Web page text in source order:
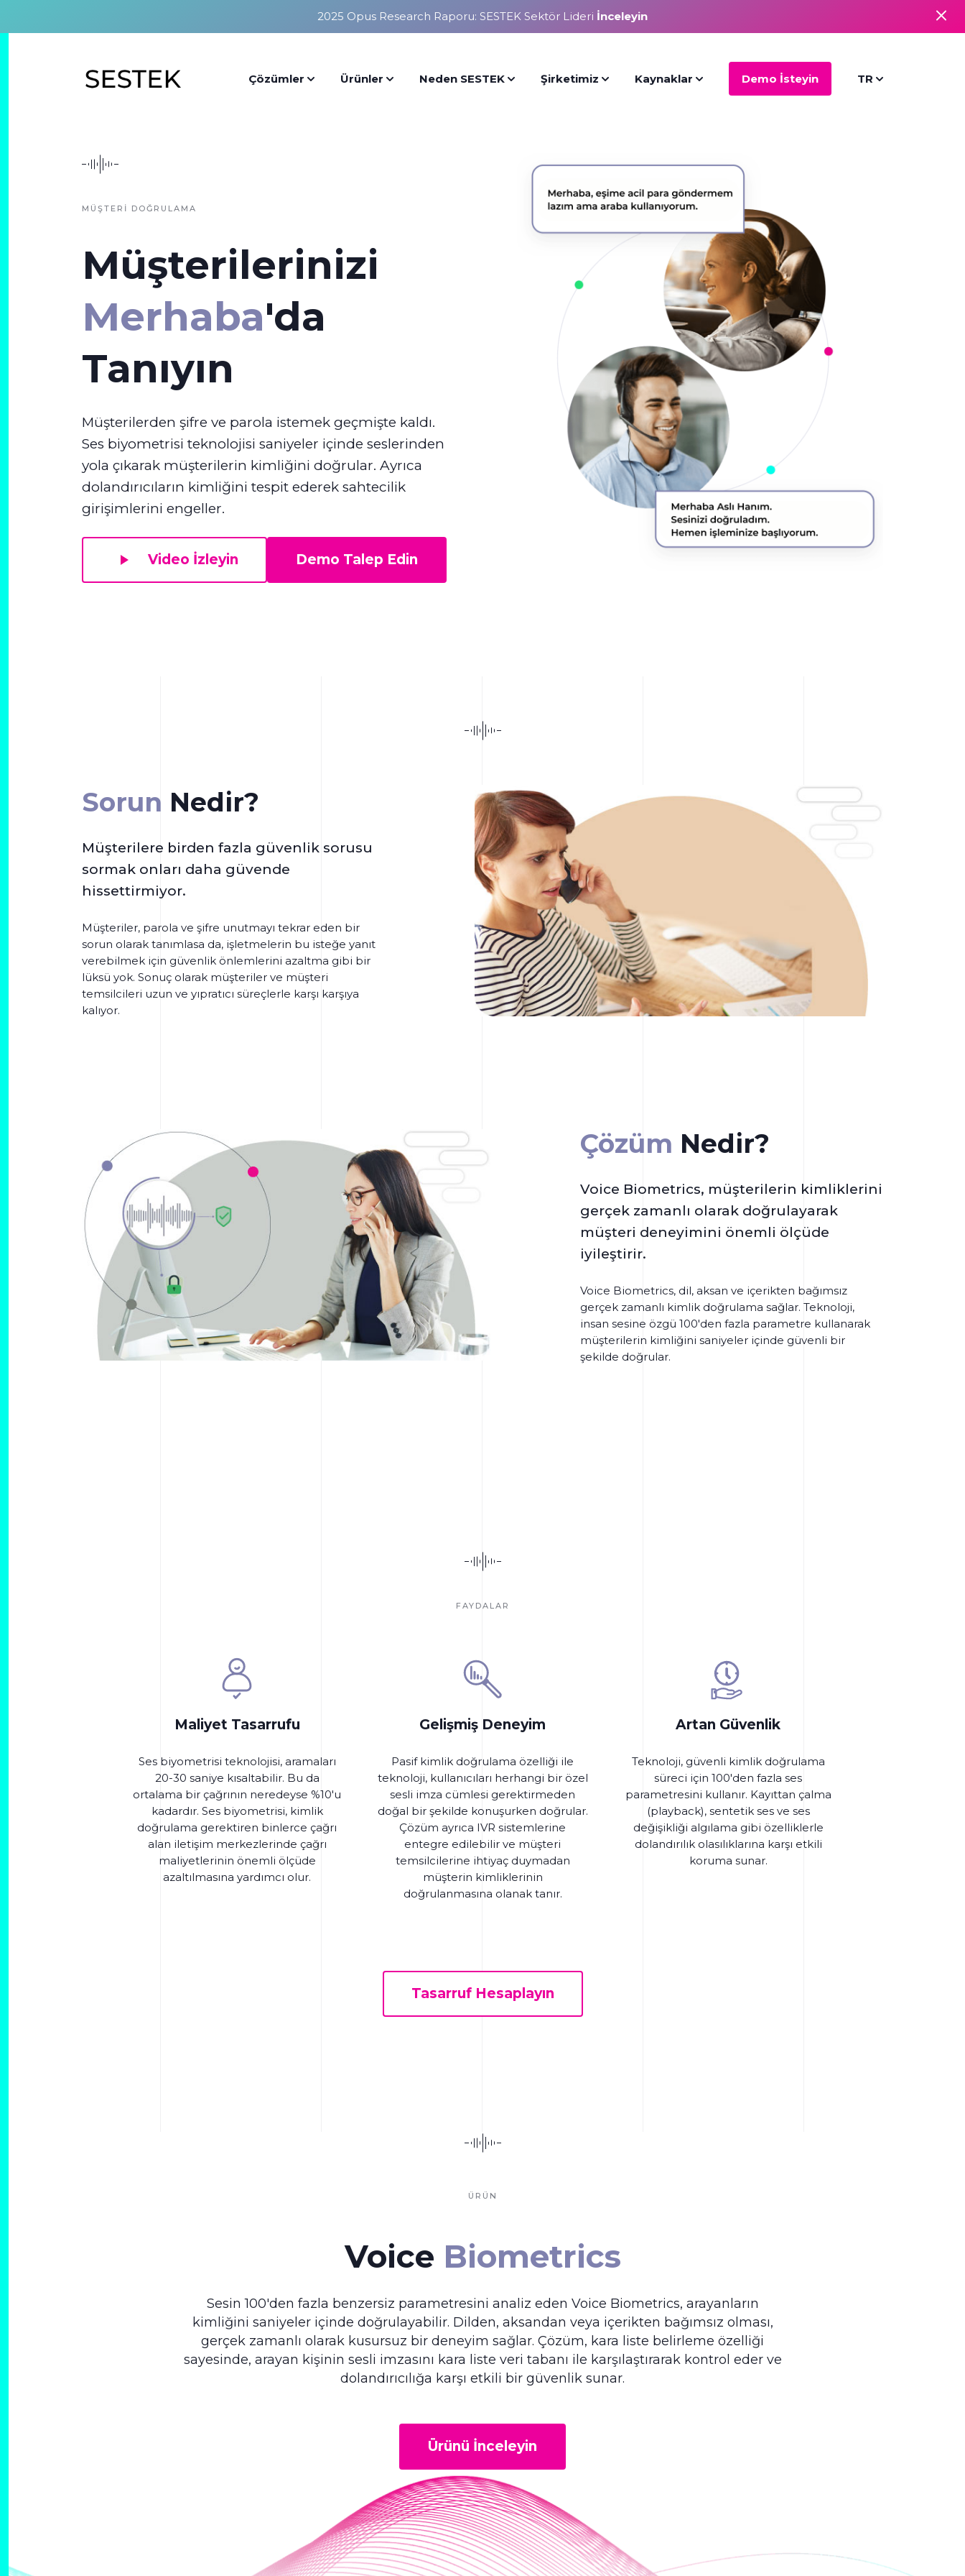
2025 Opus Research Raporu: SESTEK Sektör Lideri İnceleyin
Çözümler Ürünler Neden SESTEK Şirketimiz Kaynaklar Demo İsteyin TR
MÜŞTERİ DOĞRULAMA
Müşterilerinizi
Merhaba'da
Tanıyın
Müşterilerden şifre ve parola istemek geçmişte kaldı.
Ses biyometrisi teknolojisi saniyeler içinde seslerinden
yola çıkarak müşterilerin kimliğini doğrular. Ayrıca
dolandırıcıların kimliğini tespit ederek sahtecilik
girişimlerini engeller.
Video İzleyin Demo Talep Edin
Sorun Nedir?
Müşterilere birden fazla güvenlik sorusu
sormak onları daha güvende
hissettirmiyor.
Müşteriler, parola ve şifre unutmayı tekrar eden bir
sorun olarak tanımlasa da, işletmelerin bu isteğe yanıt
verebilmek için güvenlik önlemlerini azaltma gibi bir
lüksü yok. Sonuç olarak müşteriler ve müşteri
temsilcileri uzun ve yıpratıcı süreçlerle karşı karşıya
kalıyor.
Çözüm Nedir?
Voice Biometrics, müşterilerin kimliklerini
gerçek zamanlı olarak doğrulayarak
müşteri deneyimini önemli ölçüde
iyileştirir.
Voice Biometrics, dil, aksan ve içerikten bağımsız
gerçek zamanlı kimlik doğrulama sağlar. Teknoloji,
insan sesine özgü 100'den fazla parametre kullanarak
müşterilerin kimliğini saniyeler içinde güvenli bir
şekilde doğrular.
FAYDALAR
Maliyet Tasarrufu
Ses biyometrisi teknolojisi, aramaları
20-30 saniye kısaltabilir. Bu da
ortalama bir çağrının neredeyse %10'u
kadardır. Ses biyometrisi, kimlik
doğrulama gerektiren binlerce çağrı
alan iletişim merkezlerinde çağrı
maliyetlerinin önemli ölçüde
azaltılmasına yardımcı olur.
Gelişmiş Deneyim
Pasif kimlik doğrulama özelliği ile
teknoloji, kullanıcıları herhangi bir özel
sesli imza cümlesi gerektirmeden
doğal bir şekilde konuşurken doğrular.
Çözüm ayrıca IVR sistemlerine
entegre edilebilir ve müşteri
temsilcilerine ihtiyaç duymadan
müşterin kimliklerinin
doğrulanmasına olanak tanır.
Artan Güvenlik
Teknoloji, güvenli kimlik doğrulama
süreci için 100'den fazla ses
parametresini kullanır. Kayıttan çalma
(playback), sentetik ses ve ses
değişikliği algılama gibi özelliklerle
dolandırılık olasılıklarına karşı etkili
koruma sunar.
Tasarruf Hesaplayın
ÜRÜN
Voice Biometrics
Sesin 100'den fazla benzersiz parametresini analiz eden Voice Biometrics, arayanların
kimliğini saniyeler içinde doğrulayabilir. Dilden, aksandan veya içerikten bağımsız olması,
gerçek zamanlı olarak kusursuz bir deneyim sağlar. Çözüm, kara liste belirleme özelliği
sayesinde, arayan kişinin sesli imzasını kara liste veri tabanı ile karşılaştırarak kontrol eder ve
dolandırıcılığa karşı etkili bir güvenlik sunar.
Ürünü İnceleyin